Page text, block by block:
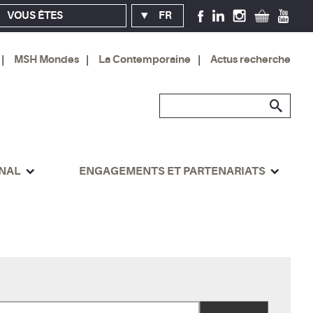
VOUS ÊTES FR
MSH Mondes La Contemporaine Actus recherche
ENGAGEMENTS ET PARTENARIATS